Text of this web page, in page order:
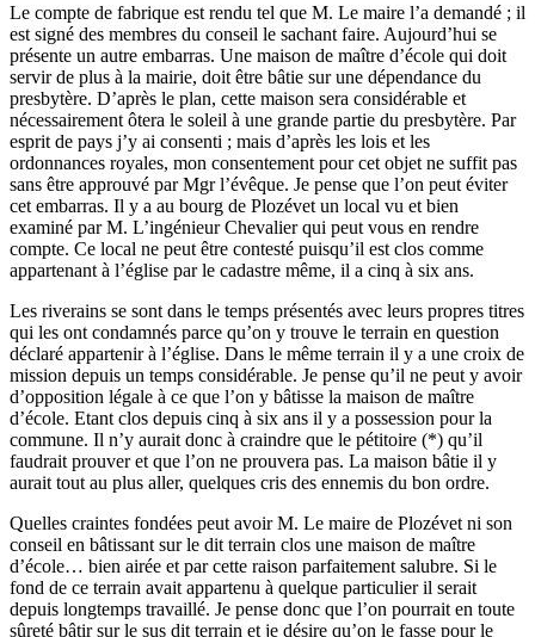
Le compte de fabrique est rendu tel que M. Le maire l’a demandé ; il
est signé des membres du conseil le sachant faire. Aujourd’hui se
présente un autre embarras. Une maison de maître d’école qui doit
servir de plus à la mairie, doit être bâtie sur une dépendance du
presbytère. D’après le plan, cette maison sera considérable et
nécessairement ôtera le soleil à une grande partie du presbytère. Par
esprit de pays j’y ai consenti ; mais d’après les lois et les
ordonnances royales, mon consentement pour cet objet ne suffit pas
sans être approuvé par Mgr l’évêque. Je pense que l’on peut éviter
cet embarras. Il y a au bourg de Plozévet un local vu et bien
examiné par M. L’ingénieur Chevalier qui peut vous en rendre
compte. Ce local ne peut être contesté puisqu’il est clos comme
appartenant à l’église par le cadastre même, il a cinq à six ans.
Les riverains se sont dans le temps présentés avec leurs propres titres
qui les ont condamnés parce qu’on y trouve le terrain en question
déclaré appartenir à l’église. Dans le même terrain il y a une croix de
mission depuis un temps considérable. Je pense qu’il ne peut y avoir
d’opposition légale à ce que l’on y bâtisse la maison de maître
d’école. Etant clos depuis cinq à six ans il y a possession pour la
commune. Il n’y aurait donc à craindre que le pétitoire (*) qu’il
faudrait prouver et que l’on ne prouvera pas. La maison bâtie il y
aurait tout au plus aller, quelques cris des ennemis du bon ordre.
Quelles craintes fondées peut avoir M. Le maire de Plozévet ni son
conseil en bâtissant sur le dit terrain clos une maison de maître
d’école… bien airée et par cette raison parfaitement salubre. Si le
fond de ce terrain avait appartenu à quelque particulier il serait
depuis longtemps travaillé. Je pense donc que l’on pourrait en toute
sûreté bâtir sur le sus dit terrain et je désire qu’on le fasse pour le